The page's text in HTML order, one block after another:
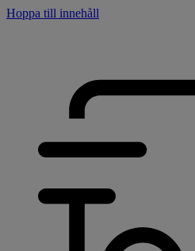
Hoppa till innehåll